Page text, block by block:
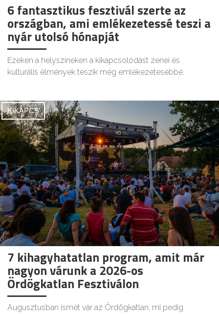
6 fantasztikus fesztivál szerte az
országban, ami emlékezetessé teszi a
nyár utolsó hónapját
Ezeken a helyszíneken a kikapcsolódást zenei és
kulturális élmények teszik még emlékezetesebbé.
KIKAPCS
7 kihagyhatatlan program, amit már
nagyon várunk a 2026-os
Ördögkatlan Fesztiválon
Augusztusban ismét vár az Ördögkatlan, mi pedig